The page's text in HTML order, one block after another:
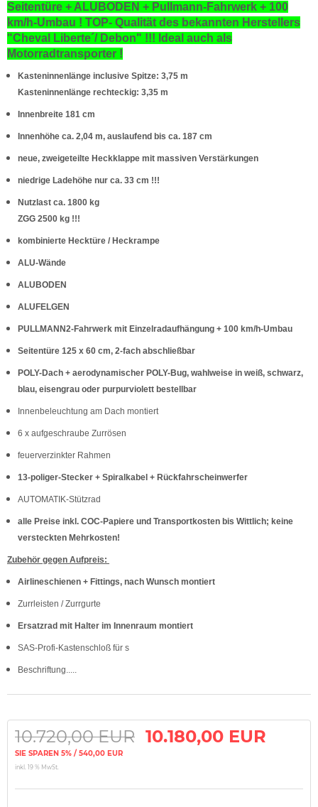
Seitentüre + ALUBODEN + Pullmann-Fahrwerk + 100
km/h-Umbau ! TOP- Qualität des bekannten Herstellers
"Cheval Liberte´/ Debon" !!! Ideal auch als
Motorradtransporter !
Kasteninnenlänge inclusive Spitze: 3,75 m
Kasteninnenlänge rechteckig: 3,35 m
Innenbreite 181 cm
Innenhöhe ca. 2,04 m, auslaufend bis ca. 187 cm
neue, zweigeteilte Heckklappe mit massiven Verstärkungen
niedrige Ladehöhe nur ca. 33 cm !!!
Nutzlast ca. 1800 kg
ZGG 2500 kg !!!
kombinierte Hecktüre / Heckrampe
ALU-Wände
ALUBODEN
ALUFELGEN
PULLMANN2-Fahrwerk mit Einzelradaufhängung + 100 km/h-Umbau
Seitentüre 125 x 60 cm, 2-fach abschließbar
POLY-Dach + aerodynamischer POLY-Bug, wahlweise in weiß, schwarz,
blau, eisengrau oder purpurviolett bestellbar
Innenbeleuchtung am Dach montiert
6 x aufgeschraube Zurrösen
feuerverzinkter Rahmen
13-poliger-Stecker + Spiralkabel + Rückfahrscheinwerfer
AUTOMATIK-Stützrad
alle Preise inkl. COC-Papiere und Transportkosten bis Wittlich; keine
versteckten Mehrkosten!
Zubehör gegen Aufpreis:
Airlineschienen + Fittings, nach Wunsch montiert
Zurrleisten / Zurrgurte
Ersatzrad mit Halter im Innenraum montiert
SAS-Profi-Kastenschloß für s
Beschriftung.....
10.720,00 EUR 10.180,00 EUR
SIE SPAREN 5% / 540,00 EUR
inkl. 19 % MwSt.